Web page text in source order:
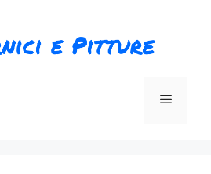
Menu